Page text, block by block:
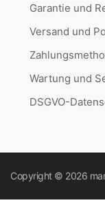
Garantie und
Versand und
Wartung und
DSGVO-
Copyright © 2026